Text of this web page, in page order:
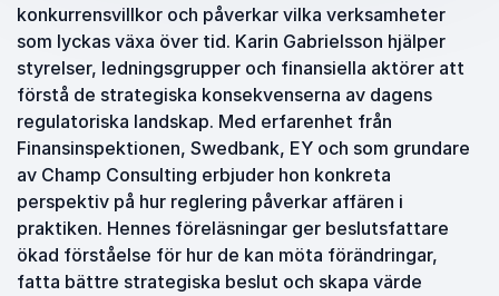
konkurrensvillkor och påverkar vilka verksamheter
som lyckas växa över tid. Karin Gabrielsson hjälper
styrelser, ledningsgrupper och finansiella aktörer att
förstå de strategiska konsekvenserna av dagens
regulatoriska landskap. Med erfarenhet från
Finansinspektionen, Swedbank, EY och som grundare
av Champ Consulting erbjuder hon konkreta
perspektiv på hur reglering påverkar affären i
praktiken. Hennes föreläsningar ger beslutsfattare
ökad förståelse för hur de kan möta förändringar,
fatta bättre strategiska beslut och skapa värde